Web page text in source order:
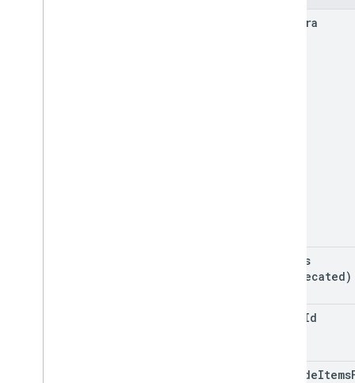
corpora
corpus
(deprecated)
Id
includeItems